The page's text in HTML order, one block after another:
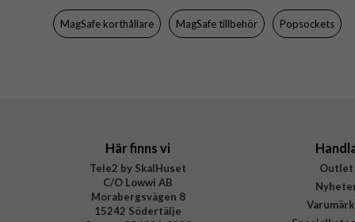
Varumärke
Tillverkarens art nr
MagSafe korthållare MagSafe tillbehör Popsockets
Här finns vi
Tele2 by SkalHuset
C/O Lowwi AB
Morabergsvägen 8
15242 Södertälje
Outlet